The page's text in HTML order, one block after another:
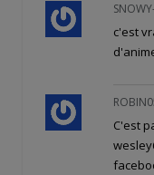
c'est
C'est